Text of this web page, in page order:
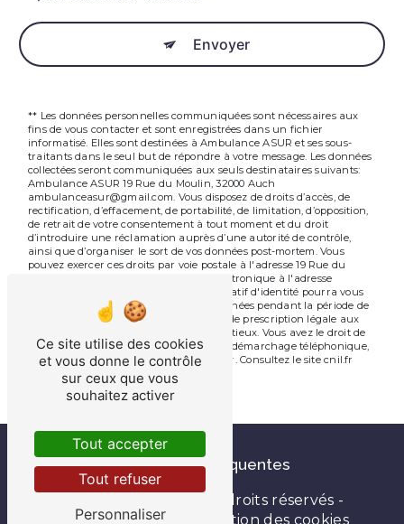
Envoyer
** Les données personnelles communiquées sont nécessaires aux
fins de vous contacter et sont enregistrées dans un fichier
informatisé. Elles sont destinées à Ambulance ASUR et ses sous-
traitants dans le seul but de répondre à votre message. Les données
collectées seront communiquées aux seuls destinataires suivants:
Ambulance ASUR 19 Rue du Moulin, 32000 Auch
ambulanceasur@gmail.com. Vous disposez de droits d’accès, de
rectification, d’effacement, de portabilité, de limitation, d’opposition,
de retrait de votre consentement à tout moment et du droit
d’introduire une réclamation auprès d’une autorité de contrôle,
ainsi que d’organiser le sort de vos données post-mortem. Vous
pouvez exercer ces droits par voie postale à l'adresse 19 Rue du
Moulin, 32000 Auch ou par courrier électronique à l'adresse
ambulanceasur@gmail.com. Un justificatif d'identité pourra vous
être demandé. Nous conservons vos données pendant la période de
prise de contact puis pendant la durée de prescription légale aux
fins probatoires et de gestion des contentieux. Vous avez le droit de
vous inscrire sur la liste d'opposition au démarchage téléphonique,
disponible à cette adresse:Bloctel.gouv.fr. Consultez le site cnil.fr
pour plus d’informations sur vos droits.
Recherches fréquentes
- 2026 - Tous droits réservés -
Mentions légales
Gestion des cookies
Ce site utilise des cookies
et vous donne le contrôle
sur ceux que vous
souhaitez activer
Tout accepter
Tout refuser
Personnaliser